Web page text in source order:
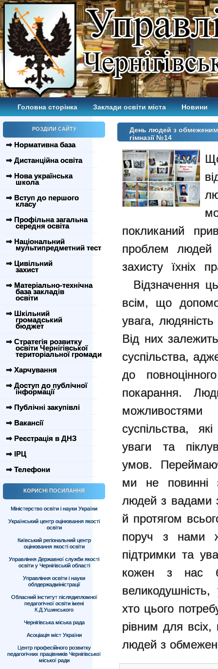
Головна сторінка Заклади освіти міста Новини
РОЗДІЛИ САЙТУ
⇒ Нормативна база
⇒ Дистанційна освіта
⇒ Нова українська
школа
⇒ Вступ до першого
класу
⇒ Профільна загальна
середня освіта
⇒ Національний
мультипредметний тест
⇒ Цивільний
захист
⇒ Матеріально-технічна
база закладів
освіти
⇒ Шкільний
громадський
бюджет
⇒ Стратегія розвитку
освіти Чернігівської
територіальної громади
⇒ Харчування
⇒ Доступ до публічної
інформації
⇒ Публічні закупівлі
⇒ Вакансії
⇒ Реєстрація в ДНЗ
⇒ ІРЦ
⇒ Телефони
КОРИСНІ ПОСИЛАННЯ
Міністерство освіти і науки України
Український центр оцінювання якості
освіти
Київський регіональний центр
оцінювання якості освіти
Управління Державної служби якості
освіти у Чернігівській області
Управління освіти і науки
облдержадміністрації
Обласний інститут післядипломної
педагогічної освіти імені
К.Д.Ушинського
Чернігівська міська рада
Асоціація міст України
Центр професійного розвитку
педагогічних працівників Чернігівської
міської ради
День людей з
гімназії №14
покликаний
проблем людей
захисту їхніх
Відзначення
всім, що
увага,
Від них
суспільства,
до
покарання.
суспільства,
уваги та
умов.
ми не повинні
людей з вадами
й протягом
поруч з нами
підтримки та
кожен з нас
хто цього
рівним для
людей з